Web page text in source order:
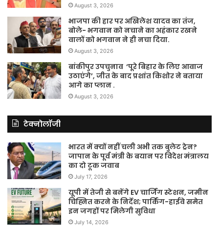
August 3, 2026
भाजपा की हार पर अखिलेश यादव का तंज,
बोले- भगवान को नचाने का अहंकार रखने
वालों को भगवान ने ही नचा दिया.
August 3, 2026
बांकीपुर उपचुनाव ‘पूरे बिहार के लिए आवाज
उठाएंगे’, जीत के बाद प्रशांत किशोर ने बताया
आगे का प्लान .
August 3, 2026
टेक्नोलॉजी
भारत में क्यों नहीं चली अभी तक बुलेट ट्रेन?
जापान के पूर्व मंत्री के बयान पर विदेश मंत्रालय
का दो टूक जवाब
July 17, 2026
यूपी में तेजी से बनेंगे EV चार्जिंग स्टेशन, जमीन
चिह्नित करने के निर्देश; पार्किंग-हाईवे समेत
इन जगहों पर मिलेगी सुविधा
July 14, 2026